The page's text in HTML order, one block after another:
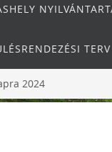
TERV
2024